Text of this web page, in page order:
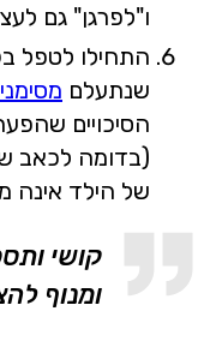
ו"לפרגן" גם
התחילו לטפל
שנתעלם
הסיכויים
(בדומה לכאב
של הילד אינה
קושי
ומנוף